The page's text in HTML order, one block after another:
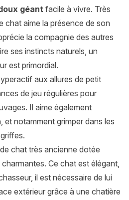
géantfacile à vivre. Très
chat aime la présence de son
la compagnie des autres
ses instincts naturels, un
est primordial.
aux allures de petit
de jeu régulières pour
Il aime également
et notamment grimper dans les
chat très ancienne dotée
Ce chat est élégant,
il est nécessaire de lui
extérieur grâce à une chatière